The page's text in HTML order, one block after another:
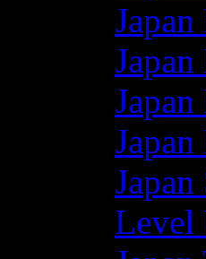
Japan
Level